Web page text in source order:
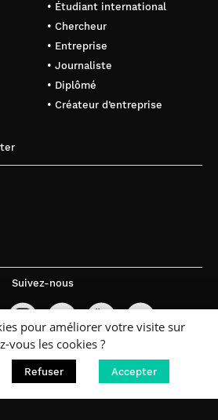
• Étudiant international
• Chercheur
• Entreprise
• Journaliste
• Diplômé
• Créateur d’entreprise
Suivez-nous
pour améliorer votre visite sur
vous les cookies ?
Refuser Accepter